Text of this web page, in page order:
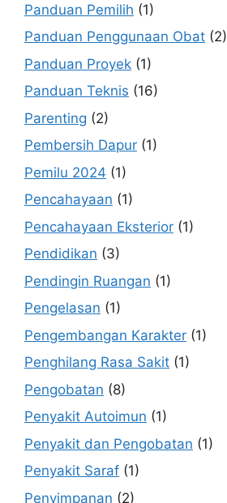
Panduan Pemilih (1)
Panduan Penggunaan Obat (2)
Panduan Proyek (1)
Panduan Teknis (16)
Parenting (2)
Pembersih Dapur (1)
Pemilu 2024 (1)
Pencahayaan (1)
Pencahayaan Eksterior (1)
Pendidikan (3)
Pendingin Ruangan (1)
Pengelasan (1)
Pengembangan Karakter (1)
Penghilang Rasa Sakit (1)
Pengobatan (8)
Penyakit Autoimun (1)
Penyakit dan Pengobatan (1)
Penyakit Saraf (1)
Penyimpanan (2)